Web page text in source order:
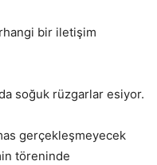
bir iletişim
soğuk rüzgarlar esiyor.
gerçekleşmeyecek
töreninde